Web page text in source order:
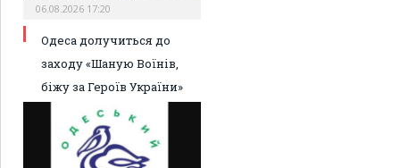
06.08.2026 17:20
Одеса долучиться до
заходу «Шаную Воїнів,
біжу за Героїв України»